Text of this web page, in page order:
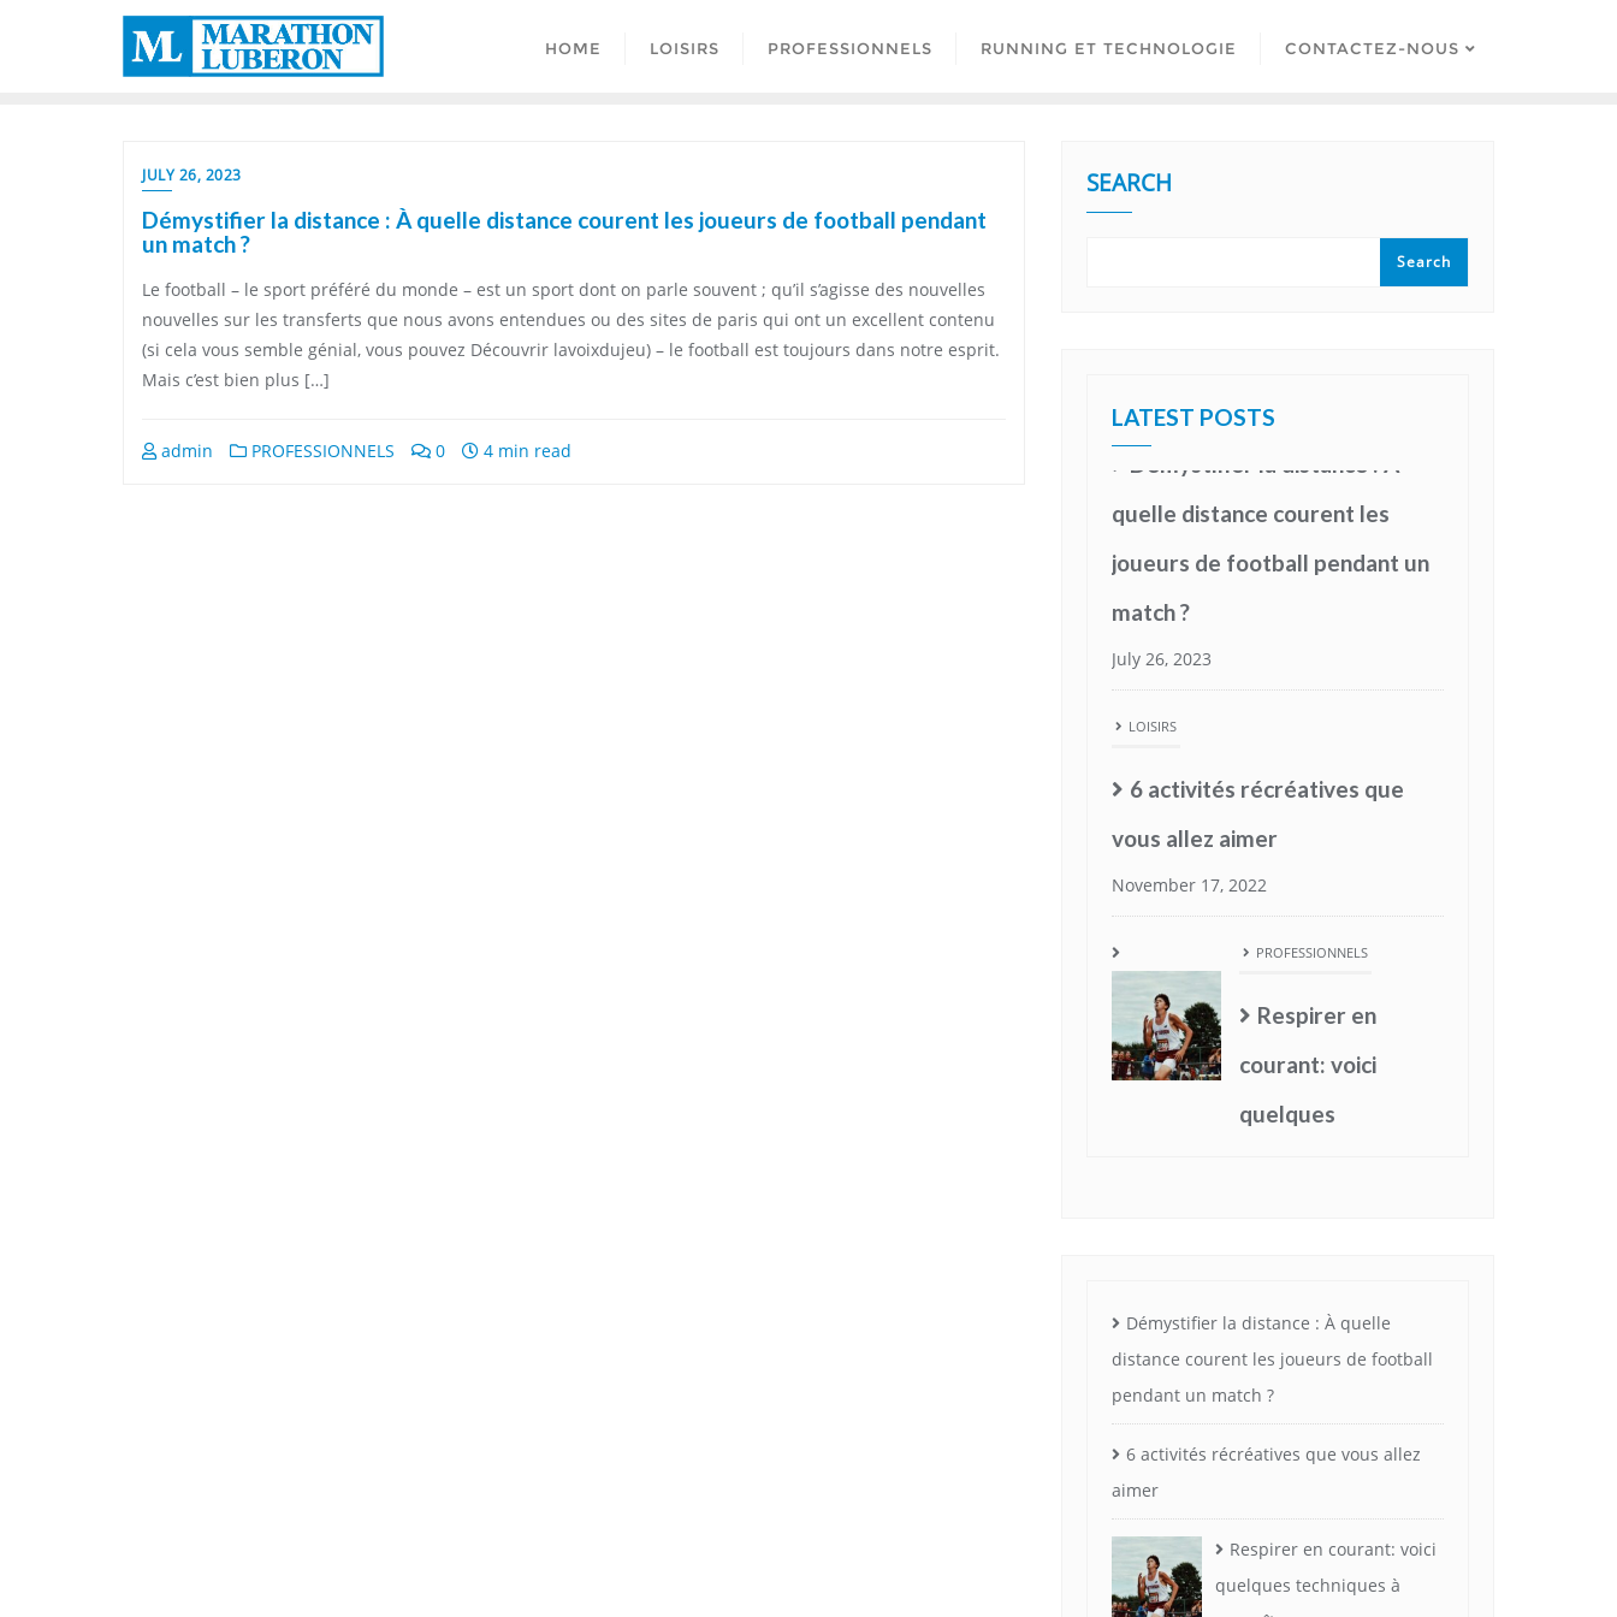
HOME LOISIRS PROFESSIONNELS RUNNING ET TECHNOLOGIE CONTACTEZ-NOUS
JULY 26, 2023
Démystifier la distance : À quelle distance courent les joueurs de football pendant
un match ?
Le football – le sport préféré du monde – est un sport dont on parle souvent ; qu’il s’agisse des nouvelles
nouvelles sur les transferts que nous avons entendues ou des sites de paris qui ont un excellent contenu
(si cela vous semble génial, vous pouvez Découvrir lavoixdujeu) – le football est toujours dans notre esprit.
Mais c’est bien plus […]
admin PROFESSIONNELS 0 4 min read
SEARCH
Search
LATEST POSTS
PROFESSIONNELS
Démystifier la distance : À
quelle distance courent les
July 26, 2023
LOISIRS
6 activités récréatives que
vous allez aimer
November 17, 2022
Respirer en
courant: voici
quelques
techniques à
RUNNING ET TECHNOLOGIE
à l’avenir
October 1, 2022
Running: voici des exercices
qui vous rendront plus fort
September 19, 2022
Démystifier la distance : À quelle
distance courent les joueurs de football
pendant un match ?
6 activités récréatives que vous allez
aimer
Respirer en courant: voici
quelques techniques à